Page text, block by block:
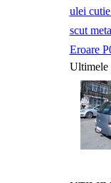
ulei
scut
Eroare
Ultimele